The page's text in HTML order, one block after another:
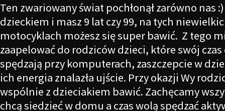
Ten zwariowany świat pochłonął zarówno nas
dzieckiem i masz 9 lat czy 99, na tych
motocyklach możesz się super bawić. Z tego
zaapelować do rodziców dzieci, które swój czas
spędzają przy komputerach, zaszczepcie w
ich energia znalazła ujście. Przy okazji Wy
wspólnie z dzieciakiem bawić. Zachęcamy
chcą siedzieć w domu a czas wolą spędzać